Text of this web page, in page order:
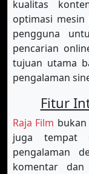
kualitas
optimasi mesin
pengguna
pencarian
tujuan utama
pengalaman
Fitur
Raja Film
juga tempat
pengalaman
komentar dan